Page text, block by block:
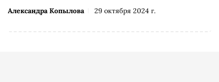
Александра Копылова 29 октября 2024 г.